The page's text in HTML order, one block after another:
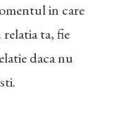
in care
ta, fie
daca nu